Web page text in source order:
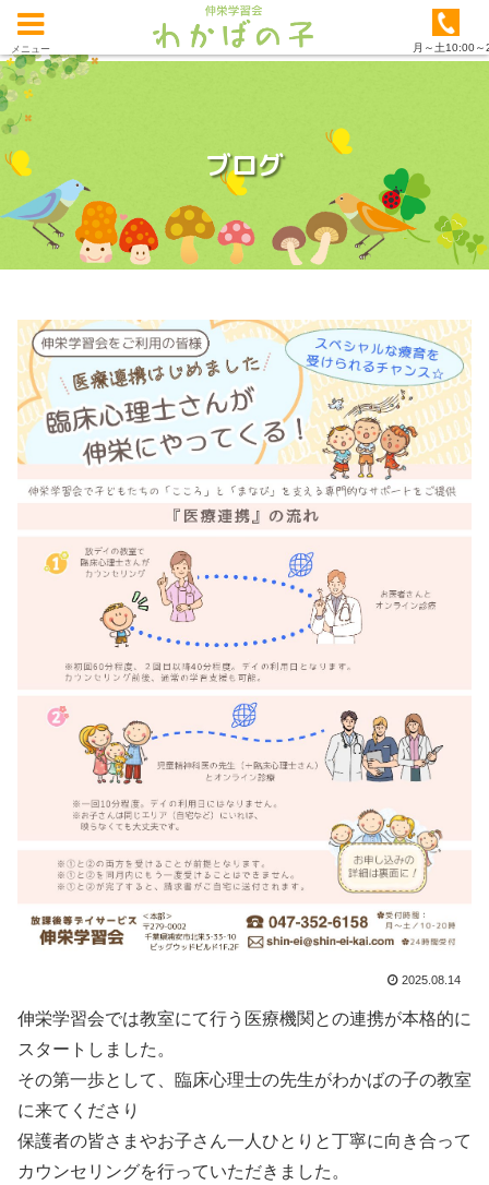
ブログ
2025.08.14
伸栄学習会では教室にて行う医療機関との連携が本格的に
スタートしました。
その第一歩として、臨床心理士の先生がわかばの子の教室
に来てくださり
保護者の皆さまやお子さん一人ひとりと丁寧に向き合って
カウンセリングを行っていただきました。
メニュー 月～土10:00